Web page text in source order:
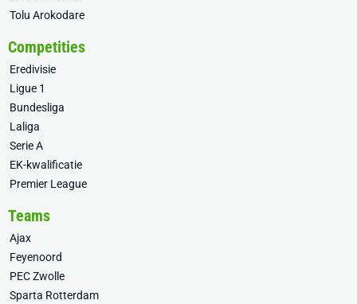
Tolu Arokodare
Competities
Eredivisie
Ligue 1
Bundesliga
Laliga
Serie A
EK-kwalificatie
Premier League
Teams
Ajax
Feyenoord
PEC Zwolle
Sparta Rotterdam